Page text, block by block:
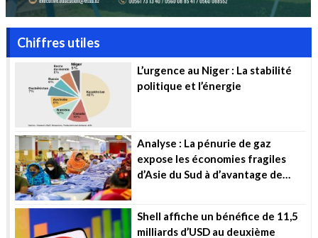
Chiffres utiles
L’urgence au Niger : La stabilité
politique et l’énergie
Analyse : La pénurie de gaz
expose les économies fragiles
d’Asie du Sud à d’avantage de
Shell affiche un bénéfice de 11,5
milliards d’USD au deuxième